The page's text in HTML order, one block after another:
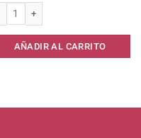
AÑADIR AL CARRITO